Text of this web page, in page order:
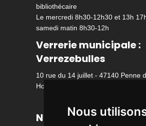
Nous
bibliothécaire
Le mercredi 8h30-12h30 et 13h
samedi matin 8h30-12h
Verrerie municipale :
Verrezebulles
10 rue du 14 juillet - 47140 Penne
Horaire d'ouverture
Nous contacter